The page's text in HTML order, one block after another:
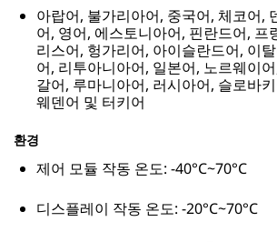
아랍어, 불가리아어, 중국어, 체코어,
어, 영어, 에스토니아어, 핀란드어, 프
리스어, 헝가리어, 아이슬란드어, 이
어, 리투아니아어, 일본어, 노르웨이
갈어, 루마니아어, 러시아어, 슬로바
웨덴어 및 터키어
환경
제어 모듈 작동 온도: -40°C~70°C
디스플레이 작동 온도: -20°C~70°C